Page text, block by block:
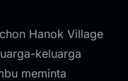
Hanok Village
keluarga
meminta